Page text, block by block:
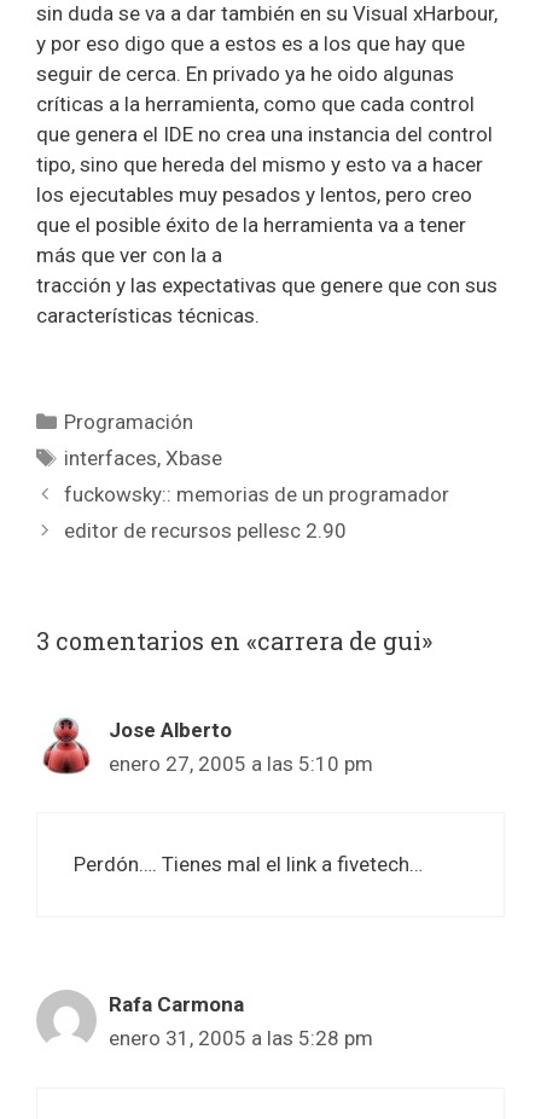
sin duda se va a dar también en su Visual xHarbour,
y por eso digo que a estos es a los que hay que
seguir de cerca. En privado ya he oido algunas
críticas a la herramienta, como que cada control
que genera el IDE no crea una instancia del control
tipo, sino que hereda del mismo y esto va a hacer
los ejecutables muy pesados y lentos, pero creo
que el posible éxito de la herramienta va a tener
más que ver con la a
tracción y las expectativas que genere que con sus
características técnicas.
Categorías
Programación
Etiquetas
interfaces, Xbase
fuckowsky:: memorias de un programador
editor de recursos pellesc 2.90
3 comentarios en «carrera de gui»
Jose Alberto
enero 27, 2005 a las 5:10 pm
Perdón…. Tienes mal el link a fivetech…
Rafa Carmona
enero 31, 2005 a las 5:28 pm